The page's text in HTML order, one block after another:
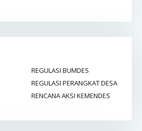
REGULASI BUMDES
REGULASI PERANGKAT DESA
RENCANA AKSI KEMENDES